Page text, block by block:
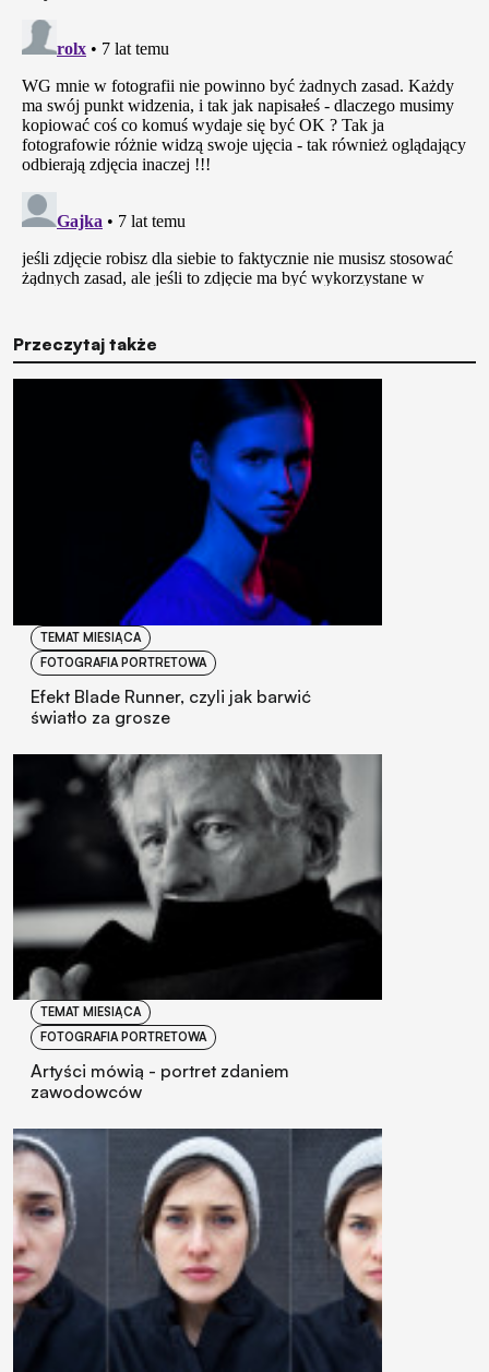
Przeczytaj także
TEMAT MIESIĄCA
FOTOGRAFIA PORTRETOWA
Efekt Blade Runner, czyli jak barwić
światło za grosze
TEMAT MIESIĄCA
FOTOGRAFIA PORTRETOWA
Artyści mówią - portret zdaniem
zawodowców